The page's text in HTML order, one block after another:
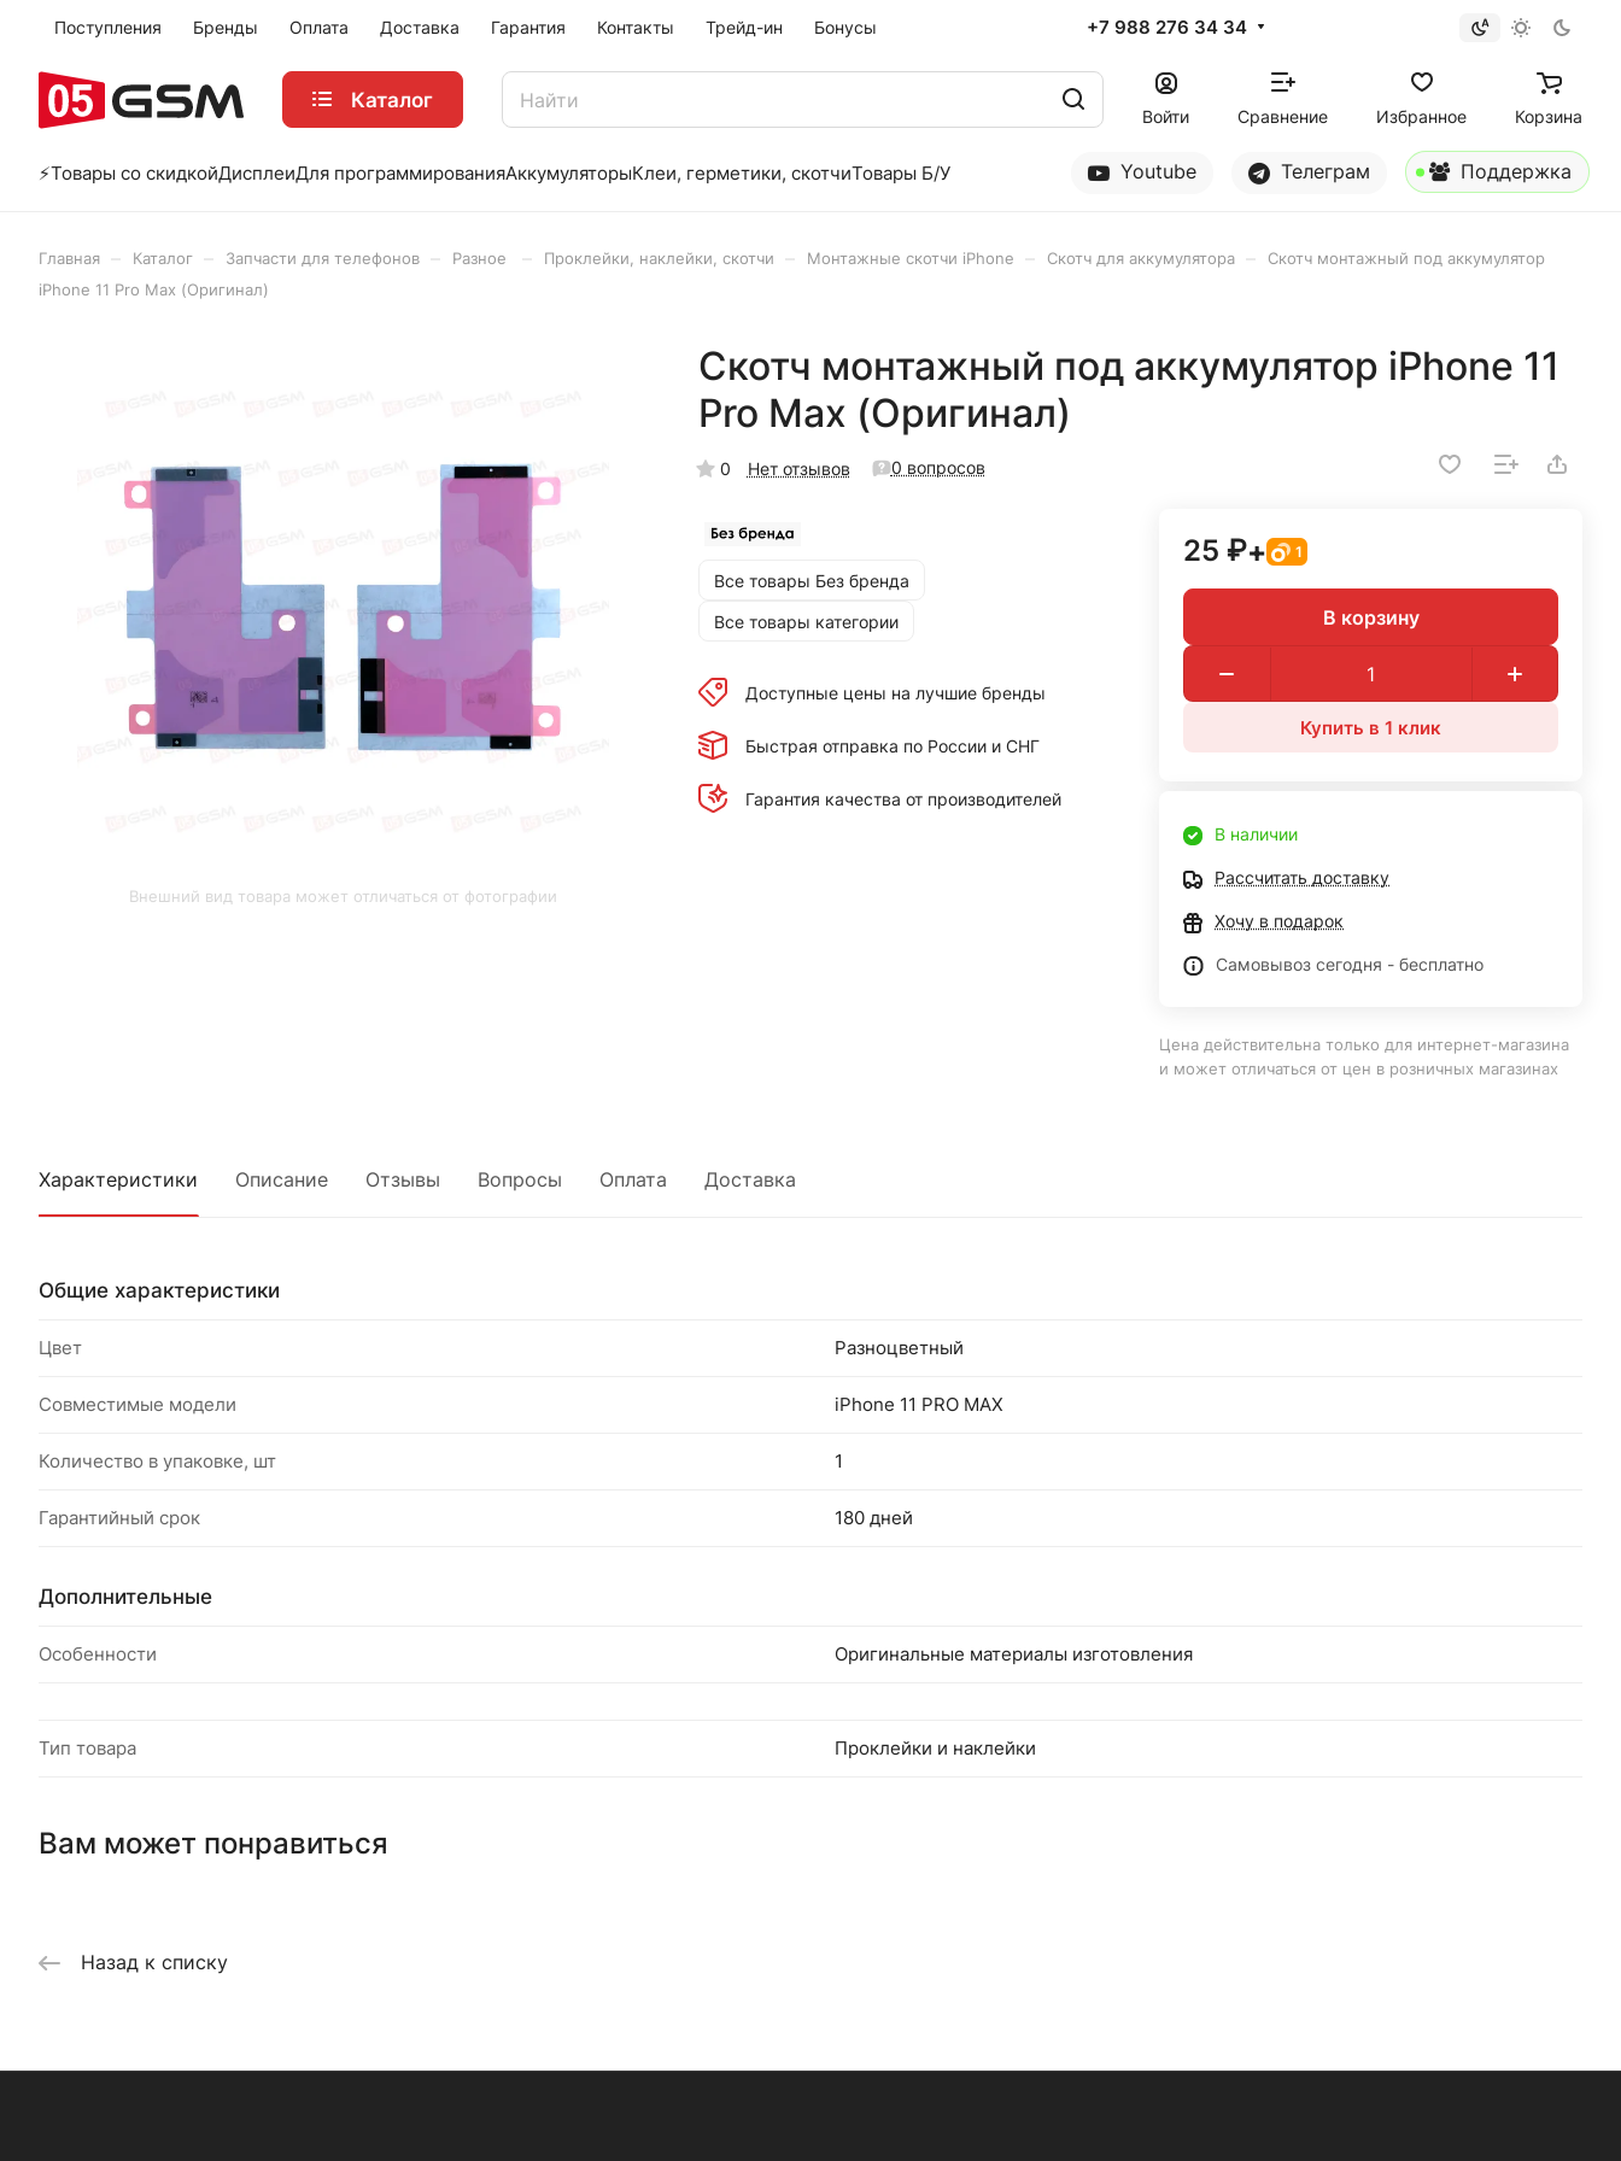
Поступления Бренды Оплата Доставка Гарантия Контакты Трейд-ин Бонусы +7 988 276 34 34
Каталог
Войти Сравнение Избранное Корзина
⚡️Товары со скидкойДисплеиДля программированияАккумуляторыКлеи, герметики, скотчиТовары Б/У Youtube Телеграм Поддержка
Главная Каталог Запчасти для телефонов Разное Проклейки, наклейки, скотчи Монтажные скотчи iPhone Скотч для аккумулятора
Скотч монтажный под аккумулятор
iPhone 11 Pro Max (Оригинал)
Внешний вид товара может отличаться от фотографии
Скотч монтажный под аккумулятор iPhone 11
Pro Max (Оригинал)
0 Нет отзывов 0 вопросов
Все товары Без бренда
Все товары категории
Доступные цены на лучшие бренды
Быстрая отправка по России и СНГ
Гарантия качества от производителей
25 ₽+ 1
В корзину
Купить в 1 клик
В наличии
Рассчитать доставку
Хочу в подарок
Самовывоз сегодня - бесплатно
Цена действительна только для интернет-магазина
и может отличаться от цен в розничных магазинах
Характеристики Описание Отзывы Вопросы Оплата Доставка
Общие характеристики
Цвет Разноцветный
Совместимые модели iPhone 11 PRO MAX
Количество в упаковке, шт 1
Гарантийный срок 180 дней
Дополнительные
Особенности Оригинальные материалы изготовления
Тип товара Проклейки и наклейки
Вам может понравиться
Назад к списку